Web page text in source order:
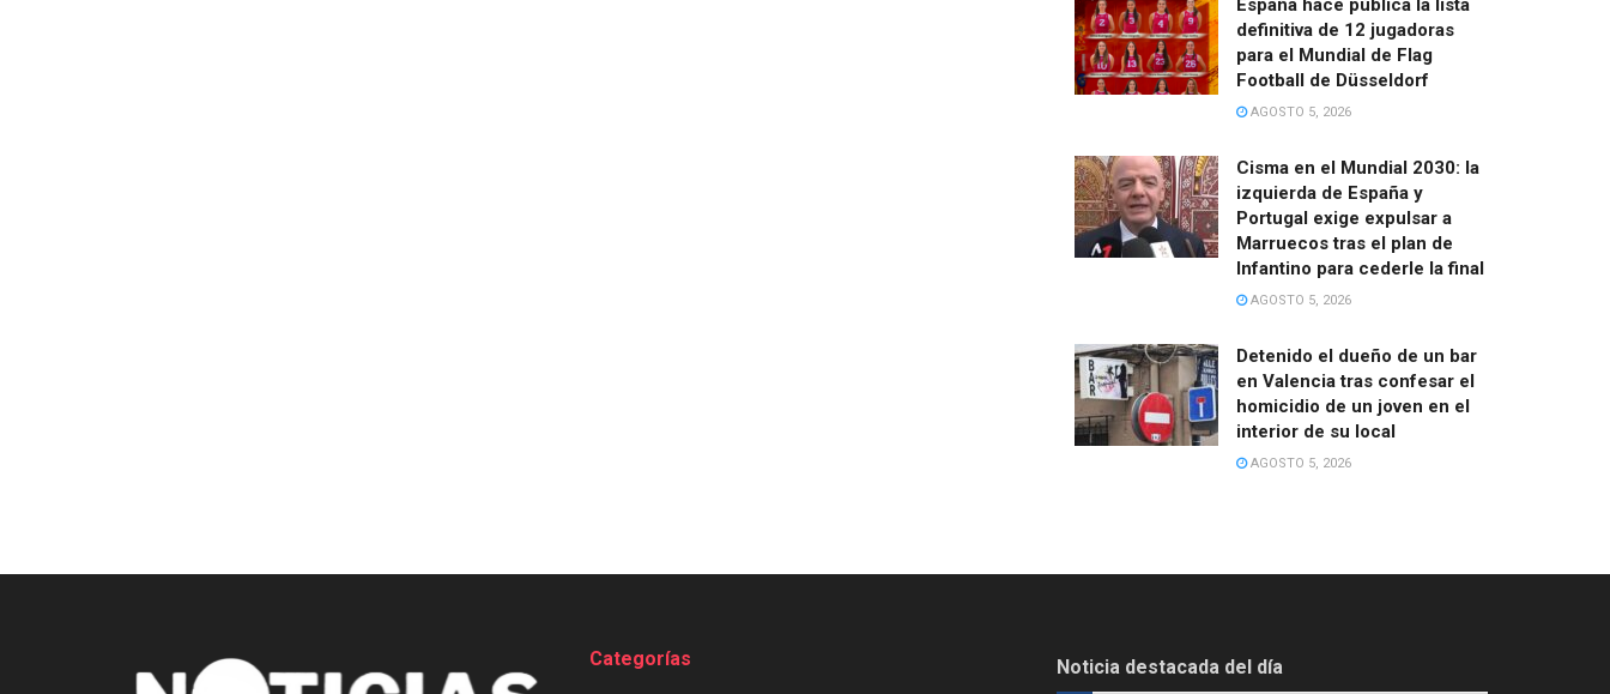
España hace pública la lista
definitiva de 12 jugadoras
para el Mundial de Flag
Football de Düsseldorf
AGOSTO 5, 2026
Cisma en el Mundial 2030: la
izquierda de España y
Portugal exige expulsar a
Marruecos tras el plan de
Infantino para cederle la final
AGOSTO 5, 2026
Detenido el dueño de un bar
en Valencia tras confesar el
homicidio de un joven en el
interior de su local
AGOSTO 5, 2026
Categorías Noticia destacada del día